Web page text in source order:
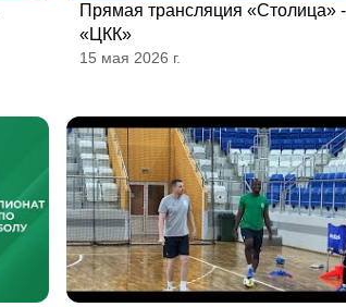
Прямая трансляция «Столица» -
«ЦКК»
15 мая 2026 г.